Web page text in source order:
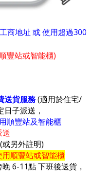
商地址 或 使用超過300
豐站或智能櫃)
送貨服務(適用於住宅/
子派送，
順豐站及智能櫃
送
另外註明)
順豐站或智能櫃
6-11點 下班後送貨，